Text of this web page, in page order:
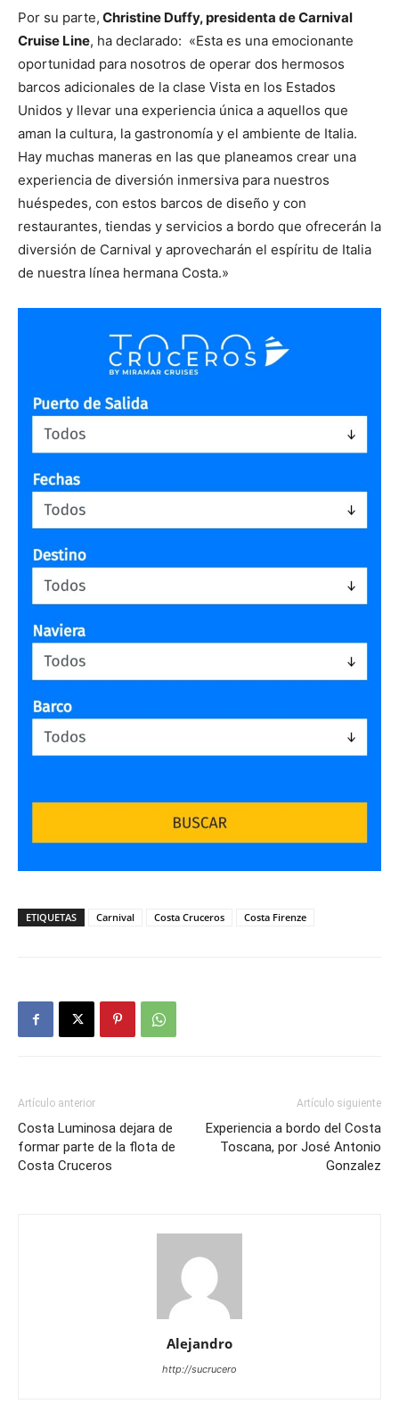
Por su parte, Christine Duffy, presidenta de Carnival
Cruise Line, ha declarado: «Esta es una emocionante
oportunidad para nosotros de operar dos hermosos
barcos adicionales de la clase Vista en los Estados
Unidos y llevar una experiencia única a aquellos que
aman la cultura, la gastronomía y el ambiente de Italia.
Hay muchas maneras en las que planeamos crear una
experiencia de diversión inmersiva para nuestros
huéspedes, con estos barcos de diseño y con
restaurantes, tiendas y servicios a bordo que ofrecerán la
diversión de Carnival y aprovecharán el espíritu de Italia
de nuestra línea hermana Costa.»
ETIQUETAS Carnival Costa Cruceros Costa Firenze
Artículo anterior
Costa Luminosa dejara de
formar parte de la flota de
Costa Cruceros
Artículo siguiente
Experiencia a bordo del Costa
Toscana, por José Antonio
Gonzalez
Alejandro
http://sucrucero